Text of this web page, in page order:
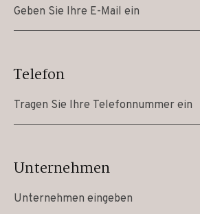
Telefon
Unternehmen